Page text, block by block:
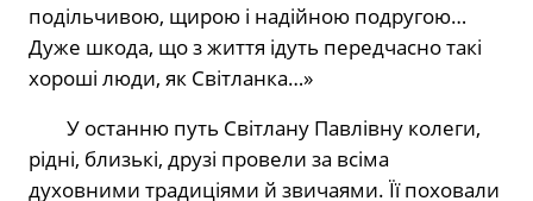
подільчивою, щирою і надійною подругою…
Дуже шкода, що з життя ідуть передчасно такі
хороші люди, як Світланка…»
У останню путь Світлану Павлівну колеги,
рідні, близькі, друзі провели за всіма
духовними традиціями й звичаями. Її поховали